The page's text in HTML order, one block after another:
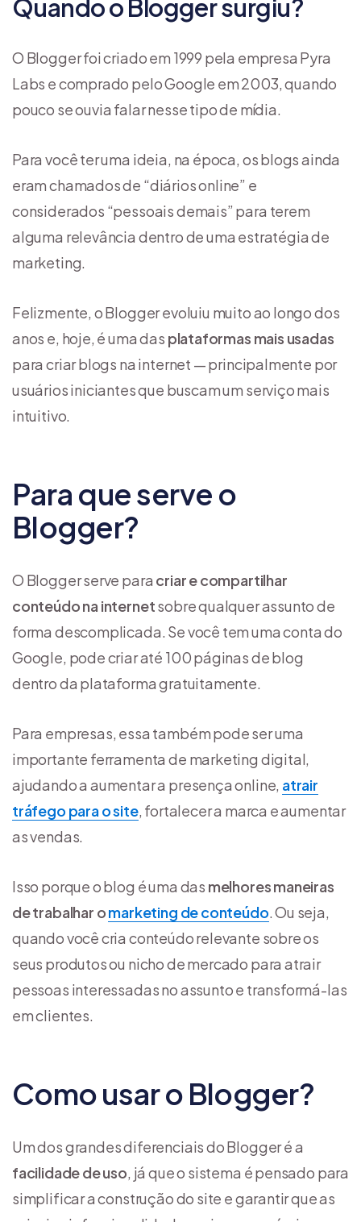
Quando o Blogger surgiu?
O Blogger foi criado em 1999 pela empresa Pyra
Labs e comprado pelo Google em 2003, quando
pouco se ouvia falar nesse tipo de mídia.
Para você ter uma ideia, na época, os blogs ainda
eram chamados de “diários online” e
considerados “pessoais demais” para terem
alguma relevância dentro de uma estratégia de
marketing.
Felizmente, o Blogger evoluiu muito ao longo dos
anos e, hoje, é uma das plataformas mais usadas
para criar blogs na internet — principalmente por
usuários iniciantes que buscam um serviço mais
intuitivo.
Para que serve o
Blogger?
O Blogger serve para criar e compartilhar
conteúdo na internetsobre qualquer assunto de
forma descomplicada. Se você tem uma conta do
Google, pode criar até 100 páginas de blog
dentro da plataforma gratuitamente.
Para empresas, essa também pode ser uma
importante ferramenta de marketing digital,
ajudando a aumentar a presença online, atrair
tráfego para o site, fortalecer a marca e aumentar
as vendas.
Isso porque o blog é uma das melhores maneiras
de trabalhar omarketing de conteúdo. Ou seja,
quando você cria conteúdo relevante sobre os
seus produtos ou nicho de mercado para atrair
pessoas interessadas no assunto e transformá-las
em clientes.
Como usar o Blogger?
Um dos grandes diferenciais do Blogger é a
facilidade de uso, já que o sistema é pensado para
simplificar a construção do site e garantir que as